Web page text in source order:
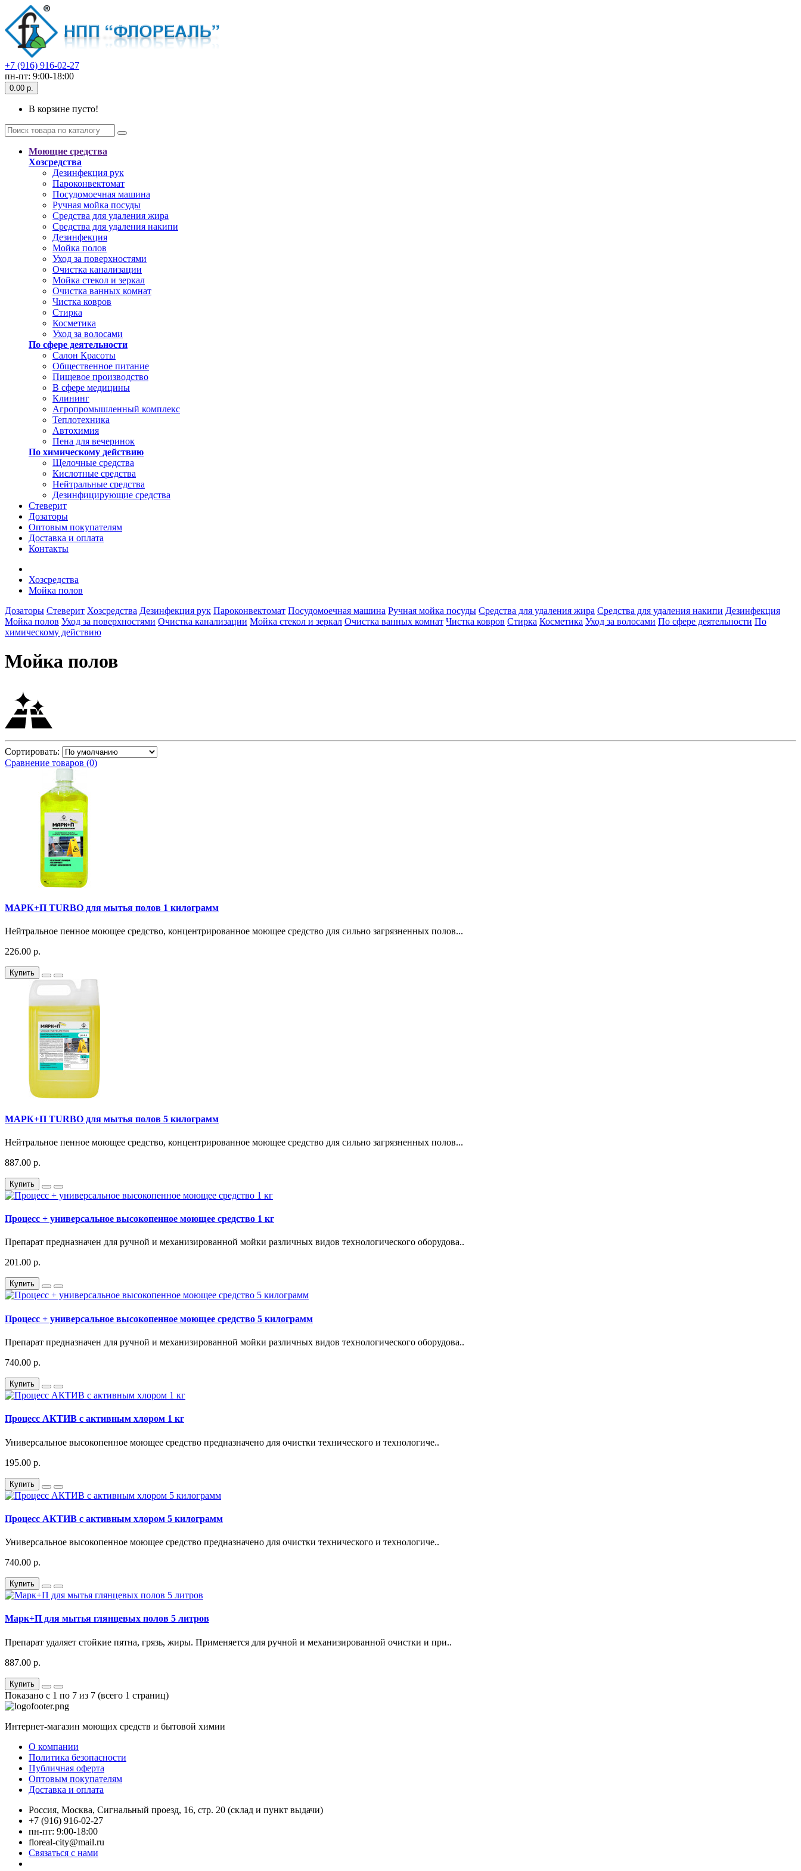
+7 (916) 916-02-27
пн-пт: 9:00-18:00
0.00 р.
В корзине пусто!
Моющие средства
Хозсредства
Дезинфекция рук
Пароконвектомат
Посудомоечная машина
Ручная мойка посуды
Средства для удаления жира
Средства для удаления накипи
Дезинфекция
Мойка полов
Уход за поверхностями
Очистка канализации
Мойка стекол и зеркал
Очистка ванных комнат
Чистка ковров
Стирка
Косметика
Уход за волосами
По сфере деятельности
Салон Красоты
Общественное питание
Пищевое производство
В сфере медицины
Клининг
Агропромышленный комплекс
Теплотехника
Автохимия
Пена для вечеринок
По химическому действию
Щелочные средства
Кислотные средства
Нейтральные средства
Дезинфицирующие средства
Стеверит
Дозаторы
Оптовым покупателям
Доставка и оплата
Контакты
Хозсредства
Мойка полов
Дозаторы Стеверит Хозсредства Дезинфекция рук Пароконвектомат Посудомоечная машина Ручная мойка посуды Средства для удаления жира Средства для удаления накипи Дезинфекция
Мойка полов Уход за поверхностями Очистка канализации Мойка стекол и зеркал Очистка ванных комнат Чистка ковров Стирка Косметика Уход за волосами По сфере деятельности По
химическому действию
Мойка полов
Сортировать:
Сравнение товаров (0)
МАРК+П TURBO для мытья полов 1 килограмм
Нейтральное пенное моющее средство, концентрированное моющее средство для сильно загрязненных полов...
226.00 р.
Купить
МАРК+П TURBO для мытья полов 5 килограмм
Нейтральное пенное моющее средство, концентрированное моющее средство для сильно загрязненных полов...
887.00 р.
Купить
Процесс + универсальное высокопенное моющее средство 1 кг
Препарат предназначен для ручной и механизированной мойки различных видов технологического оборудова..
201.00 р.
Купить
Процесс + универсальное высокопенное моющее средство 5 килограмм
Препарат предназначен для ручной и механизированной мойки различных видов технологического оборудова..
740.00 р.
Купить
Процесс АКТИВ с активным хлором 1 кг
Универсальное высокопенное моющее средство предназначено для очистки технического и технологиче..
195.00 р.
Купить
Процесс АКТИВ с активным хлором 5 килограмм
Универсальное высокопенное моющее средство предназначено для очистки технического и технологиче..
740.00 р.
Купить
Марк+П для мытья глянцевых полов 5 литров
Препарат удаляет стойкие пятна, грязь, жиры. Применяется для ручной и механизированной очистки и при..
887.00 р.
Купить
Показано с 1 по 7 из 7 (всего 1 страниц)
Интернет-магазин моющих средств и бытовой химии
О компании
Политика безопасности
Публичная оферта
Оптовым покупателям
Доставка и оплата
Россия, Москва, Сигнальный проезд, 16, стр. 20 (склад и пункт выдачи)
+7 (916) 916-02-27
пн-пт: 9:00-18:00
floreal-city@mail.ru
Связаться с нами